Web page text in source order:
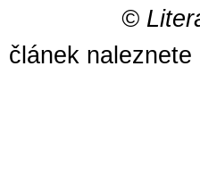
©
článek naleznete